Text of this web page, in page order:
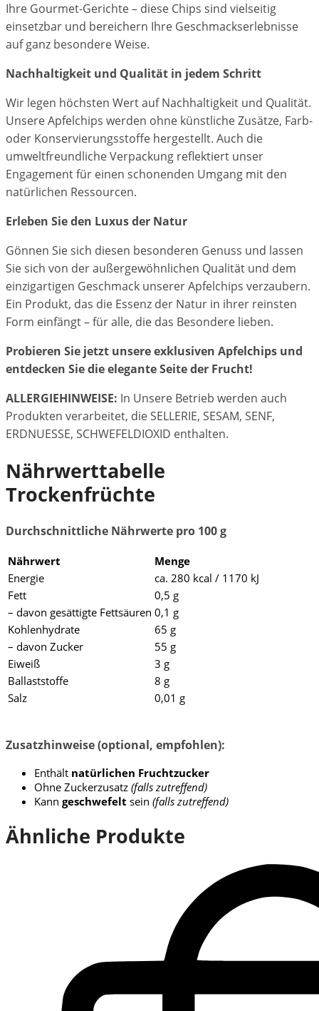
Ihre Gourmet-Gerichte – diese Chips sind vielseitig
einsetzbar und bereichern Ihre Geschmackserlebnisse
auf ganz besondere Weise.
Nachhaltigkeit und Qualität in jedem Schritt
Wir legen höchsten Wert auf Nachhaltigkeit und Qualität.
Unsere Apfelchips werden ohne künstliche Zusätze, Farb-
oder Konservierungsstoffe hergestellt. Auch die
umweltfreundliche Verpackung reflektiert unser
Engagement für einen schonenden Umgang mit den
natürlichen Ressourcen.
Erleben Sie den Luxus der Natur
Gönnen Sie sich diesen besonderen Genuss und lassen
Sie sich von der außergewöhnlichen Qualität und dem
einzigartigen Geschmack unserer Apfelchips verzaubern.
Ein Produkt, das die Essenz der Natur in ihrer reinsten
Form einfängt – für alle, die das Besondere lieben.
Probieren Sie jetzt unsere exklusiven Apfelchips und
entdecken Sie die elegante Seite der Frucht!
ALLERGIEHINWEISE: In Unsere Betrieb werden auch
Produkten verarbeitet, die SELLERIE, SESAM, SENF,
ERDNUESSE, SCHWEFELDIOXID enthalten.
Nährwerttabelle
Trockenfrüchte
Durchschnittliche Nährwerte pro 100 g
Nährwert
Menge
Energie
ca. 280 kcal / 1170 kJ
Fett
0,5 g
– davon gesättigte Fettsäuren 0,1 g
Kohlenhydrate
65 g
– davon Zucker
55 g
Eiweiß
3 g
Ballaststoffe
8 g
Salz
0,01 g
Zusatzhinweise (optional, empfohlen):
Enthält natürlichen Fruchtzucker
Ohne Zuckerzusatz (falls zutreffend)
Kann geschwefelt sein (falls zutreffend)
Ähnliche Produkte